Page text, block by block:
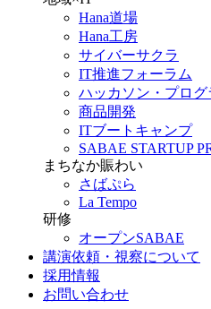
Hana道場
Hana工房
サイバーサクラ
IT推進フォーラム
ハッカソン・プログ
商品開発
ITブートキャンプ
SABAE STARTUP
まちなか賑わい
さばぷら
La Tempo
研修
オープンSABAE
講演依頼・視察について
採用情報
お問い合わせ